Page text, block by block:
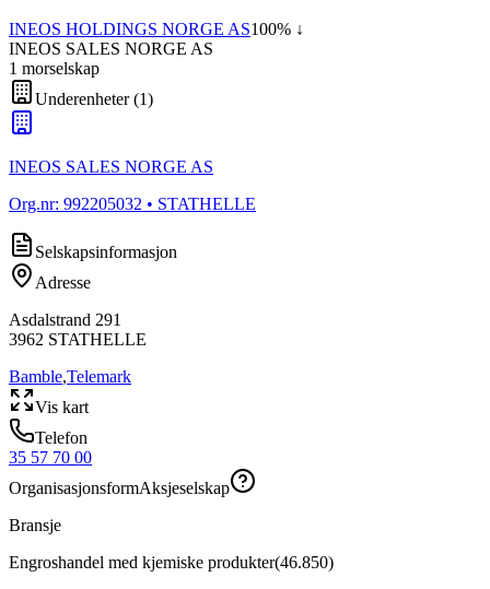
INEOS HOLDINGS NORGE AS100% ↓
INEOS SALES NORGE AS
1 morselskap
Underenheter(1)
INEOS SALES NORGE AS
Org.nr: 992205032 • STATHELLE
Selskapsinformasjon
Adresse
Asdalstrand 291
3962 STATHELLE
Bamble,Telemark
Vis kart
Telefon
35 57 70 00
OrganisasjonsformAksjeselskap
Bransje
Engroshandel med kjemiske produkter(46.850)